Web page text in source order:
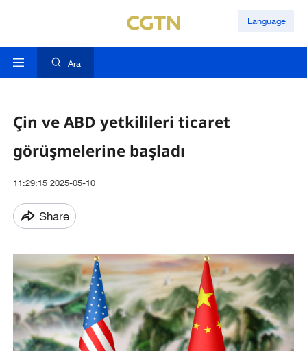
Language
Ara
Çin ve ABD yetkilileri ticaret
görüşmelerine başladı
11:29:15 2025-05-10
Share